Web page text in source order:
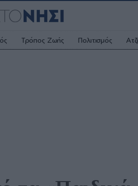
Τρόπος Ζωής Πολιτισμός